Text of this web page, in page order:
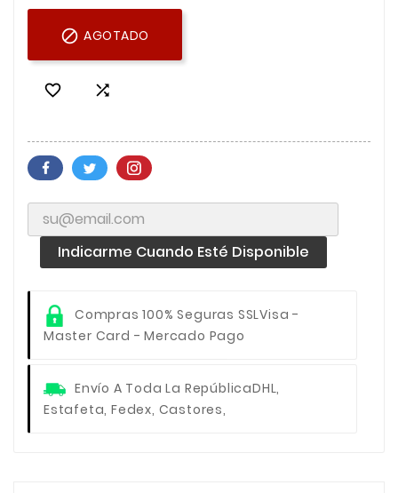
 AGOTADO
 
Indicarme Cuando Esté Disponible
Compras 100% Seguras SSLVisa -
Master Card - Mercado Pago
Envío A Toda La RepúblicaDHL,
Estafeta, Fedex, Castores,